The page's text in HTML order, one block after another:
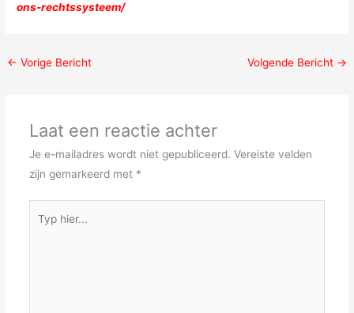
ons-rechtssysteem/
← Vorige Bericht Volgende Bericht →
Laat een reactie achter
Je e-mailadres wordt niet gepubliceerd. Vereiste velden
zijn gemarkeerd met *
hier...